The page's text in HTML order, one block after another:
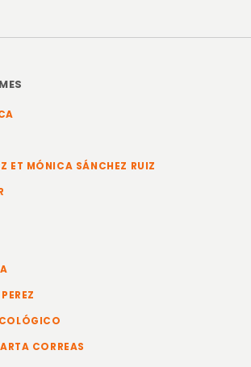
ET MÓNICA SÁNCHEZ RUIZ
CORREAS